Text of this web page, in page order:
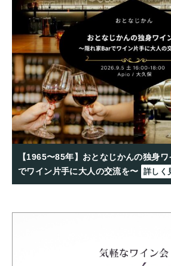
【1965〜85年】おとなじかんの独身
でワイン片手に大人の交流を〜 詳しく